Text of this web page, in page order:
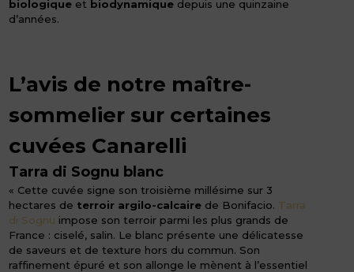
biologique et biodynamique depuis une quinzaine
d’années.
L’avis de notre maître-
sommelier sur certaines
cuvées Canarelli
Tarra di Sognu blanc
« Cette cuvée signe son troisième millésime sur 3
hectares de terroir argilo-calcaire de Bonifacio. Tarra
di Sognu impose son terroir parmi les plus grands de
France : ciselé, salin. Le blanc présente une délicatesse
de saveurs et de texture hors du commun. Son
raffinement épuré et son allonge le mènent à l’essentiel